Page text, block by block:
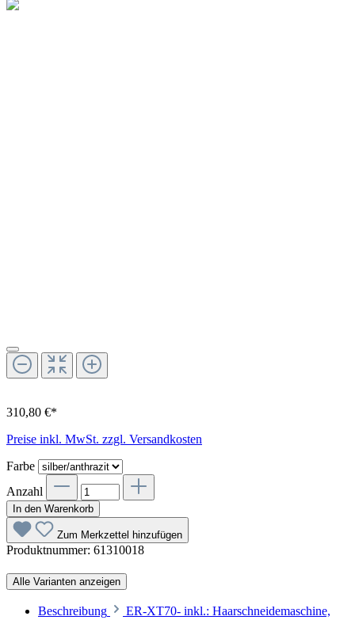
310,80 €*
Preise inkl. MwSt. zzgl. Versandkosten
Farbe
Anzahl
In den Warenkorb
Zum Merkzettel hinzufügen
Produktnummer: 61310018
Alle Varianten anzeigen
Beschreibung
ER-XT70- inkl.: Haarschneidemaschine,